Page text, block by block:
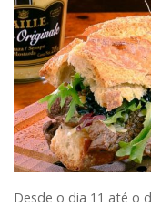
Desde o dia 11 até o